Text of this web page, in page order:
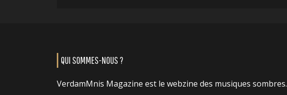
QUI SOMMES-NOUS ?
VerdamMnis Magazine est le webzine des musiques sombres.